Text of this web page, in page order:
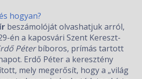
hogyan?
beszámolóját olvashatjuk arról,
én a kaposvári Szent Kereszt-
Péterbíboros, prímás tartott
Erdő Péter a keresztény
mely megerősít, hogy a „világ